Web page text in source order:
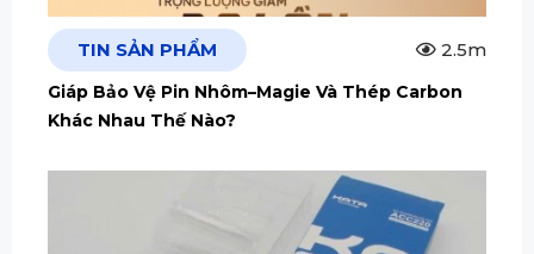
TIN SẢN PHẨM 2.5m
Giáp Bảo Vệ Pin Nhôm–Magie Và Thép Carbon
Khác Nhau Thế Nào?